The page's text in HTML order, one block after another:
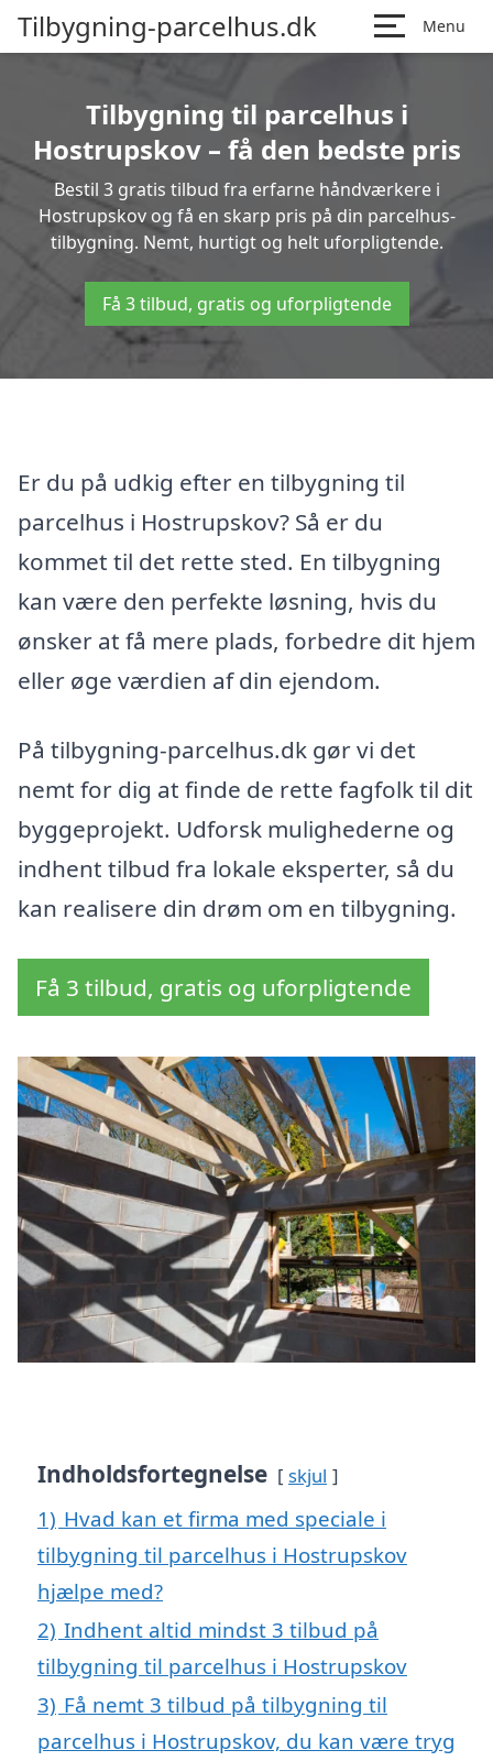
Tilbygning-parcelhus.dk Menu
Tilbygning til parcelhus i
Hostrupskov – få den bedste pris
Bestil 3 gratis tilbud fra erfarne håndværkere i
Hostrupskov og få en skarp pris på din parcelhus-
tilbygning. Nemt, hurtigt og helt uforpligtende.
Få 3 tilbud, gratis og uforpligtende
Er du på udkig efter en tilbygning til
parcelhus i Hostrupskov? Så er du
kommet til det rette sted. En tilbygning
kan være den perfekte løsning, hvis du
ønsker at få mere plads, forbedre dit hjem
eller øge værdien af din ejendom.
På tilbygning-parcelhus.dk gør vi det
nemt for dig at finde de rette fagfolk til dit
byggeprojekt. Udforsk mulighederne og
indhent tilbud fra lokale eksperter, så du
kan realisere din drøm om en tilbygning.
Få 3 tilbud, gratis og uforpligtende
Indholdsfortegnelse skjul
1) Hvad kan et firma med speciale i
tilbygning til parcelhus i Hostrupskov
hjælpe med?
2) Indhent altid mindst 3 tilbud på
tilbygning til parcelhus i Hostrupskov
3) Få nemt 3 tilbud på tilbygning til
parcelhus i Hostrupskov, du kan være tryg